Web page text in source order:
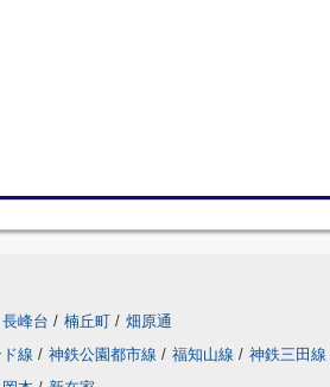
長峰台 / 楠丘町 / 畑原通
線 / 神鉄公園都市線 / 福知山線 / 神鉄三田線